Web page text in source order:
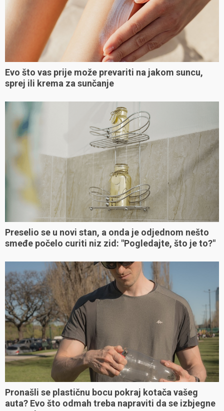
Evo što vas prije može prevariti na jakom suncu,
sprej ili krema za sunčanje
Preselio se u novi stan, a onda je odjednom nešto
smeđe počelo curiti niz zid: "Pogledajte, što je to?"
Pronašli se plastičnu bocu pokraj kotača vašeg
auta? Evo što odmah treba napraviti da se izbjegne